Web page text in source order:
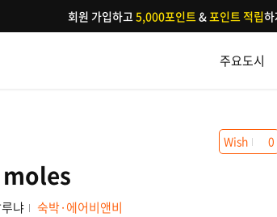
주요도시
회원 가입하고5,000포인트&포인트 적립
냐 숙박·에어비앤비
Wish 0